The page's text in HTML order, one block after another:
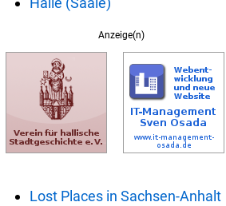
Anzeige(n)
Lost Places in Sachsen-Anhalt